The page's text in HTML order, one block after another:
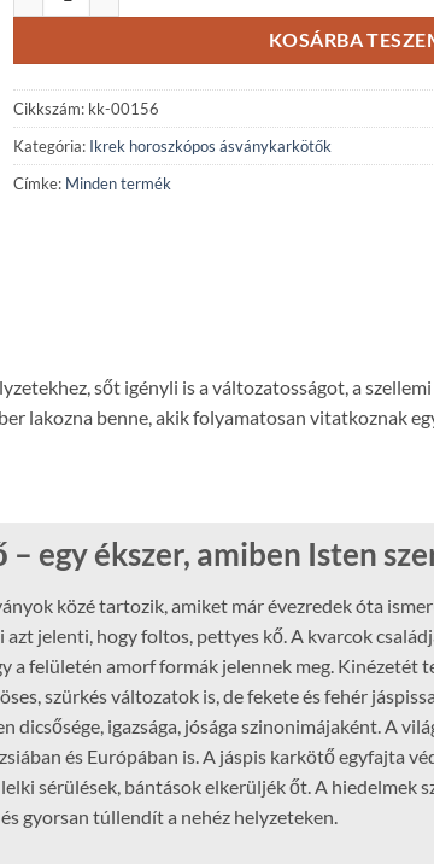
KOSÁRBA
Cikkszám: kk-00156
Kategória: Ikrek horoszkópos ásványkarkötők
Címke: Minden termék
sőt igényli is a változatosságot, a
lakozna benne, akik folyamatosan vitatkoznak
egy ékszer, amiben Isten
közé tartozik, amiket már évezredek óta
azt jelenti, hogy foltos, pettyes kő. A kvarcok
a felületén amorf formák jelennek meg. Kinézetét
szürkés változatok is, de fekete és fehér
dicsősége, igazsága, jósága szinonimájaként. A
és Európában is. A jáspis karkötő egyfajta
sérülések, bántások elkerüljék őt. A hiedelmek
gyorsan túllendít a nehéz helyzeteken.